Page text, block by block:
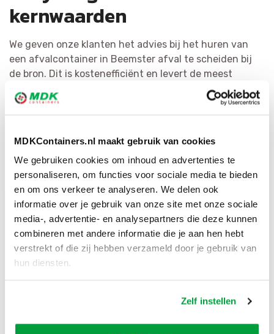
MDKContainers.nl maakt gebruik van cookies
We gebruiken cookies om inhoud en advertenties te
personaliseren, om functies voor sociale media te bieden
en om ons verkeer te analyseren. We delen ook
informatie over je gebruik van onze site met onze sociale
media-, advertentie- en analysepartners die deze kunnen
combineren met andere informatie die je aan hen hebt
verstrekt of die zij hebben verzameld door je gebruik van
hun diensten.
Zelf instellen
kernwaarden
We geven onze klanten het advies bij het huren van
een afvalcontainer in Beemster afval te scheiden bij
de bron. Dit is kostenefficiënt en levert de meest
hoogwaardige materialen op. Het recyclen van afval is
voor MDK Containers erg belangrijk. We scheiden afval
netwerk hebben wij voor iedere afvalsoort de juiste
bestemming.
Bestel direct je container
Scherpe prijzen